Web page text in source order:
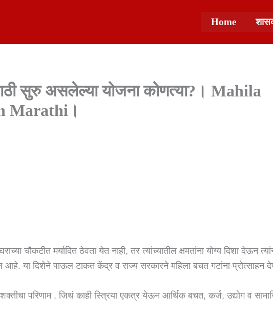
Home
सुरु असलेल्या योजना कोणत्या?। Mahila
Marathi।
चौकटीत मर्यादित ठेवता येत नाही, तर त्यांच्यातील क्षमतांना योग्य दिशा देऊन
आहे. या दिशेने पाऊल टाकत केंद्र व राज्य सरकारने महिला बचत गटांना प्रोत्साहन
परिणाम . जिथं काही स्त्रिया एकत्र येऊन आर्थिक बचत, कर्ज, उद्योग व